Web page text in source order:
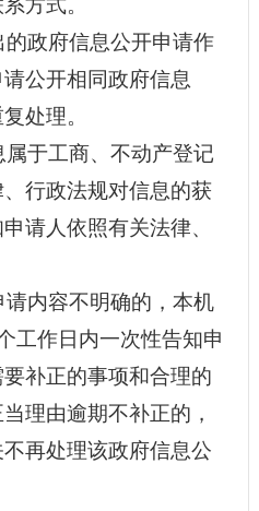
政府信息公开申请作
公开相同政府信息
处理。
于工商、不动产登记
行政法规对信息的获
请人依照有关法律、
内容不明确的，本机
工作日内一次性告知申
补正的事项和合理的
理由逾期不补正的，
再处理该政府信息公